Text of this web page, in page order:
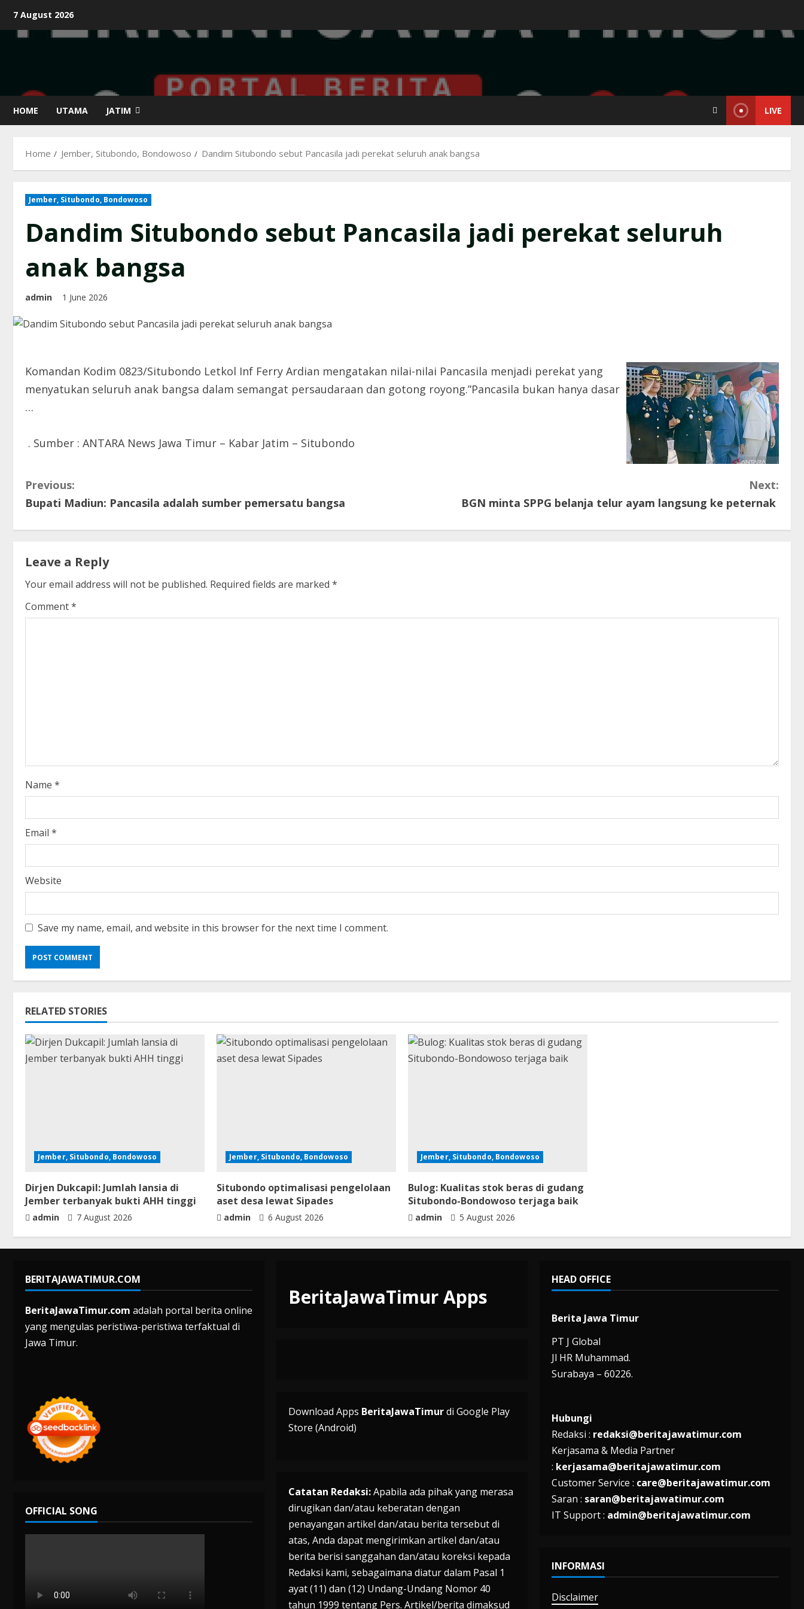
content
7 August 2026
HOME UTAMA JATIM LIVE
Home Jember, Situbondo, Bondowoso Dandim Situbondo sebut Pancasila jadi perekat seluruh anak bangsa
Jember, Situbondo, Bondowoso
Dandim Situbondo sebut Pancasila jadi perekat seluruh
anak bangsa
admin 1 June 2026
Komandan Kodim 0823/Situbondo Letkol Inf Ferry Ardian mengatakan nilai-nilai Pancasila menjadi perekat yang
menyatukan seluruh anak bangsa dalam semangat persaudaraan dan gotong royong.”Pancasila bukan hanya dasar
…
. Sumber : ANTARA News Jawa Timur – Kabar Jatim – Situbondo
C
o
n
t
i
n
d
i
n
g
Previous:
Bupati Madiun: Pancasila adalah sumber pemersatu bangsa
Next:
BGN minta SPPG belanja telur ayam langsung ke peternak
Leave a Reply
Your email address will not be published. Required fields are marked *
Comment*
Name *
Email *
Website
Save my name, email, and website in this browser for the next time I comment.
RELATED STORIES
Jember, Situbondo, Bondowoso
Dirjen Dukcapil: Jumlah lansia di
Jember terbanyak bukti AHH tinggi
admin 7 August 2026
Jember, Situbondo, Bondowoso
Situbondo optimalisasi pengelolaan
aset desa lewat Sipades
admin 6 August 2026
Jember, Situbondo, Bondowoso
Bulog: Kualitas stok beras di gudang
Situbondo-Bondowoso terjaga baik
admin 5 August 2026
BERITAJAWATIMUR.COM
BeritaJawaTimur.com adalah portal berita online
yang mengulas peristiwa-peristiwa terfaktual di
Jawa Timur.
OFFICIAL SONG
BeritaJawaTimur Apps
Download Apps BeritaJawaTimurdi Google Play
Store (Android)
Catatan Redaksi:Apabila ada pihak yang merasa
dirugikan dan/atau keberatan dengan
penayangan artikel dan/atau berita tersebut di
atas, Anda dapat mengirimkan artikel dan/atau
berita berisi sanggahan dan/atau koreksi kepada
Redaksi kami, sebagaimana diatur dalam Pasal 1
ayat (11) dan (12) Undang-Undang Nomor 40
tahun 1999 tentang Pers. Artikel/berita dimaksud
HEAD OFFICE
Berita Jawa Timur
PT J Global
Jl HR Muhammad.
Surabaya – 60226.
Hubungi
Redaksi : redaksi@beritajawatimur.com
Kerjasama & Media Partner
: kerjasama@beritajawatimur.com
Customer Service : care@beritajawatimur.com
Saran : saran@beritajawatimur.com
IT Support : admin@beritajawatimur.com
INFORMASI
Disclaimer